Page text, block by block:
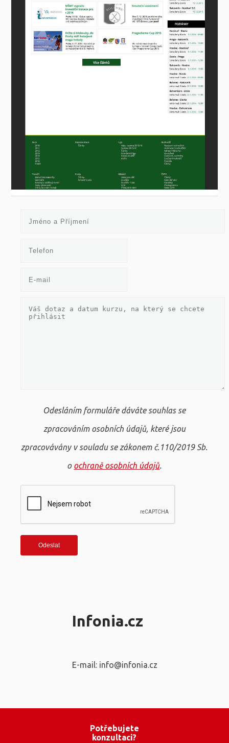
Odesláním formuláře dáváte souhlas se
zpracováním osobních údajů, které jsou
zpracovávány v souladu se zákonem č.110/2019 Sb.
o ochraně osobních údajů.
Infonia.cz
E-mail: info@infonia.cz
Potřebujete
konzultaci?